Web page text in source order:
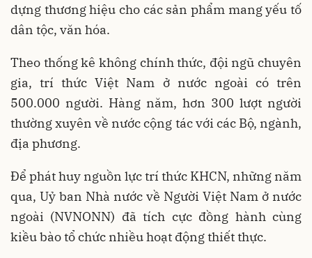
dựng thương hiệu cho các sản phẩm mang yếu tố
dân tộc, văn hóa.
Theo thống kê không chính thức, đội ngũ chuyên
gia, trí thức Việt Nam ở nước ngoài có trên
500.000 người. Hàng năm, hơn 300 lượt người
thường xuyên về nước cộng tác với các Bộ, ngành,
địa phương.
Để phát huy nguồn lực trí thức KHCN, những năm
qua, Uỷ ban Nhà nước về Người Việt Nam ở nước
ngoài (NVNONN) đã tích cực đồng hành cùng
kiều bào tổ chức nhiều hoạt động thiết thực.